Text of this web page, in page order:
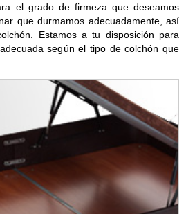
el grado de firmeza que deseamos
que durmamos adecuadamente, así
Estamos a tu disposición para
según el tipo de colchón que